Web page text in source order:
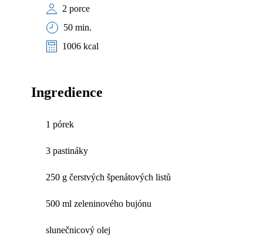
2 porce
50 min.
1006 kcal
Ingredience
1 pórek
3 pastináky
250 g čerstvých špenátových listů
500 ml zeleninového bujónu
slunečnicový olej